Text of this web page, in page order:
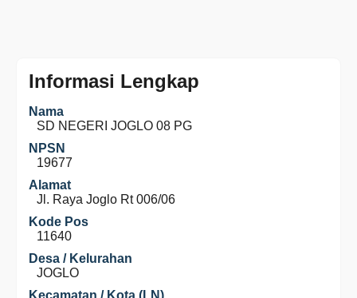
Informasi Lengkap
Nama
SD NEGERI JOGLO 08 PG
NPSN
19677
Alamat
Jl. Raya Joglo Rt 006/06
Kode Pos
11640
Desa / Kelurahan
JOGLO
Kecamatan / Kota (LN)